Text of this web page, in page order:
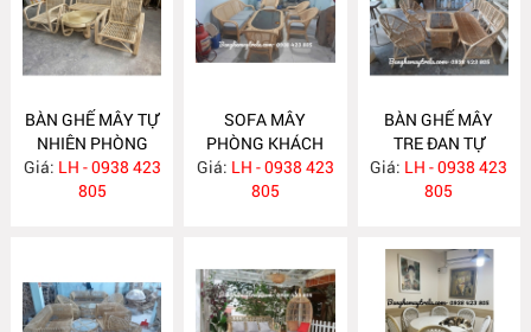
BÀN GHẾ MÂY TỰ
NHIÊN PHÒNG
KHÁCH MA834
Giá: LH - 0938 423
805
SOFA MÂY
PHÒNG KHÁCH
HIỆN ĐẠI MA833
Giá: LH - 0938 423
805
BÀN GHẾ MÂY
TRE ĐAN TỰ
NHIÊN MA832
Giá: LH - 0938 423
805